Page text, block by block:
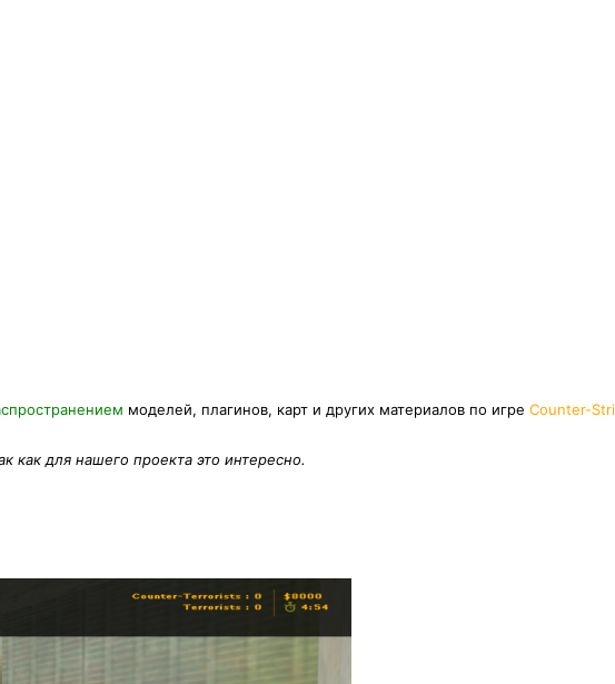
моделей, плагинов, карт и других материалов по игре Counter-
как для нашего проекта это интересно.